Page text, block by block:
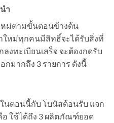
ำ
หม่ตามขั้นตอนข้างต้น
ใหม่ทุกคนมีสิทธิ์จะได้รับสิ่งที่
ลงทะเบียนเสร็จ จะต้องกดรับ
กมากถึง 3 รายการ ดังนี้
นตอนนี้กับ โบนัสต้อนรับ แจก
อ ใช้ได้ถึง 3 ผลิตภัณฑ์ยอด